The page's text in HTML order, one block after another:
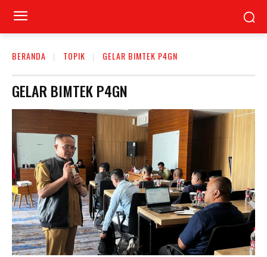
BERANDA TOPIK GELAR BIMTEK P4GN
GELAR BIMTEK P4GN